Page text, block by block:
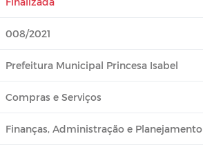
008/2021
Prefeitura Municipal Princesa Isabel
Compras e Serviços
Finanças, Administração e Planejamento